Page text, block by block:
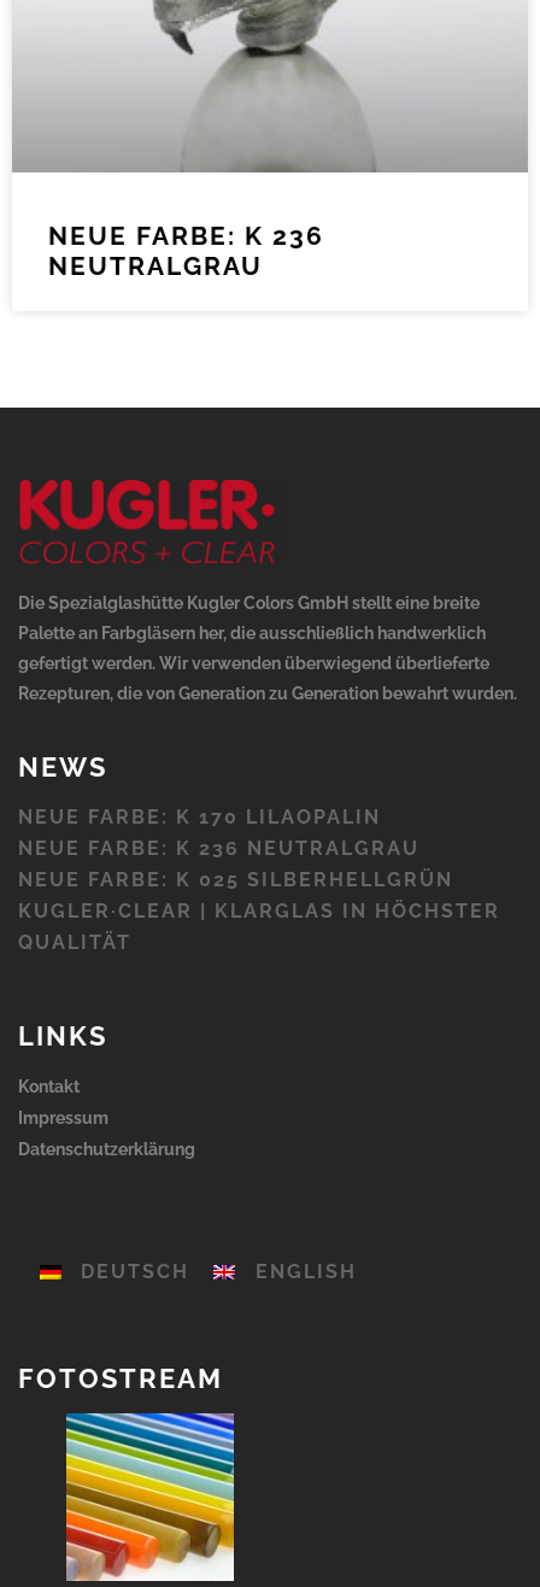
NEUE FARBE: K 236
NEUTRALGRAU
Die Spezialglashütte Kugler Colors GmbH stellt eine breite
Palette an Farbgläsern her, die ausschließlich handwerklich
gefertigt werden. Wir verwenden überwiegend überlieferte
Rezepturen, die von Generation zu Generation bewahrt wurden.
NEWS
NEUE FARBE: K 170 LILAOPALIN
NEUE FARBE: K 236 NEUTRALGRAU
NEUE FARBE: K 025 SILBERHELLGRÜN
KUGLER·CLEAR | KLARGLAS IN HÖCHSTER
QUALITÄT
LINKS
Kontakt
Impressum
Datenschutzerklärung
DEUTSCH ENGLISH
FOTOSTREAM